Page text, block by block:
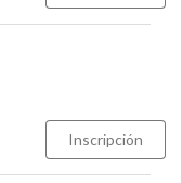
Inscripción